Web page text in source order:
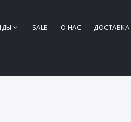
SALE О НАС ДОСТАВКА